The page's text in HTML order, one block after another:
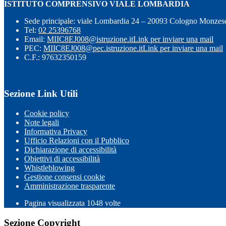
ISTITUTO COMPRENSIVO VIALE LOMBARDIA
Sede principale: viale Lombardia 24 – 20093 Cologno
Tel: 02 25396768
Email: MIIC8EJ008@istruzione.itLink per inviare una mail
PEC: MIIC8EJ008@pec.istruzione.itLink per inviare una mail
C.F.: 97632350159
Sezione Link Utili
Cookie policy
Note legali
Informativa Privacy
Ufficio Relazioni con il Pubblico
Dichiarazione di accessibilità
Obiettivi di accessibilità
Whistleblowing
Gestione consensi cookie
Amministrazione trasparente
Pagina visualizzata 1048 volte
Sezione Copyright